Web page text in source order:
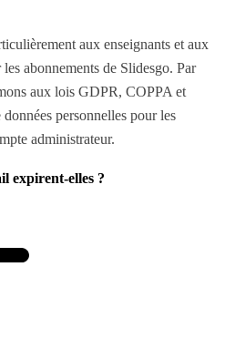
aux enseignants et aux
abonnements de Slidesgo. Par
aux lois GDPR, COPPA et
personnelles pour les
administrateur.
expirent-elles ?